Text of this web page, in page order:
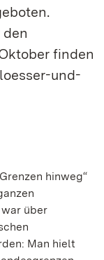
finden
und-
hinweg“
über
Man hielt